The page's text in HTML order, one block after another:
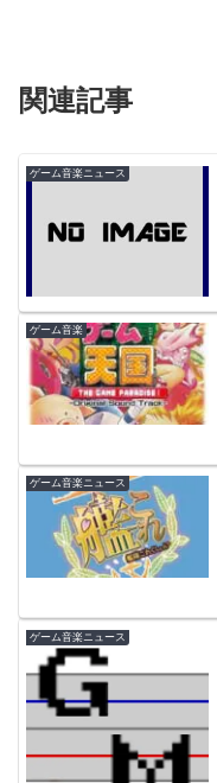
関連記事
ゲーム音楽ニュース
ゲーム音楽
ゲーム音楽ニュース
ゲーム音楽ニュース